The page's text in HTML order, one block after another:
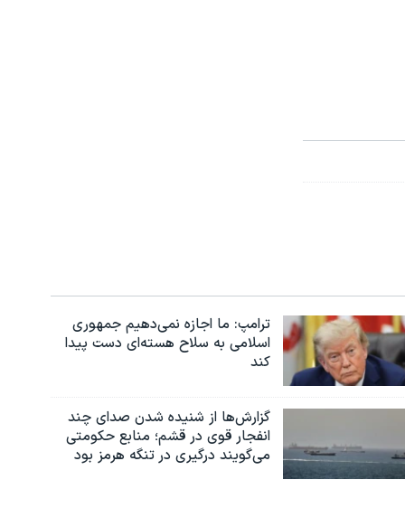
ترامپ: ما اجازه نمی‌دهیم جمهوری
اسلامی به سلاح هسته‌ای دست پیدا
کند
گزارش‌ها از شنیده شدن صدای چند
انفجار قوی در قشم؛ منابع حکومتی
می‌گویند درگیری در تنگه هرمز بود